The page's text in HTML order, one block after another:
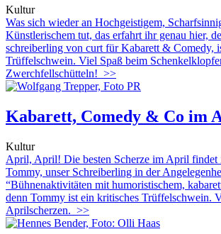
Kultur
Was sich wieder an Hochgeistigem,
Künstlerischem tut, das erfahrt ihr genau hier,
schreiberling von curt für Kabarett & Comedy,
Trüffelschwein. Viel Spaß beim
Zwerchfellschütteln! >>
Kabarett, Comedy & Co im
Kultur
April, April! Die besten Scherze im April findet
Tommy, unser Schreiberling in der
“Bühnenaktivitäten mit humoristischem,
denn Tommy ist ein kritisches Trüffelschwein.
Aprilscherzen. >>